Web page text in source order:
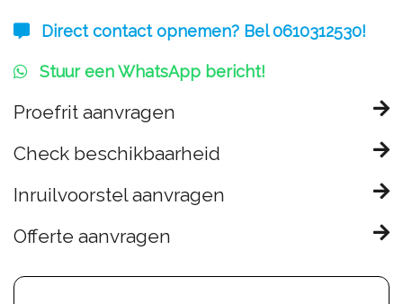
Direct contact opnemen? Bel 0610312530!
Stuur een WhatsApp bericht!
Proefrit aanvragen
Check beschikbaarheid
Inruilvoorstel aanvragen
Offerte aanvragen